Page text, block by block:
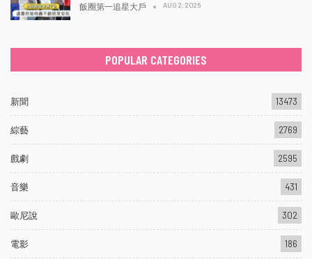
飯圈第一追星大戶 AUG 2, 2026
POPULAR CATEGORIES
新聞 13473
綜藝 2769
戲劇 2595
音樂 431
歐尼說 302
電影 186